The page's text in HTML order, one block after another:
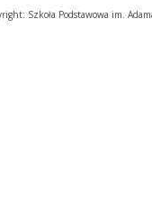
Szkoła Podstawowa im.